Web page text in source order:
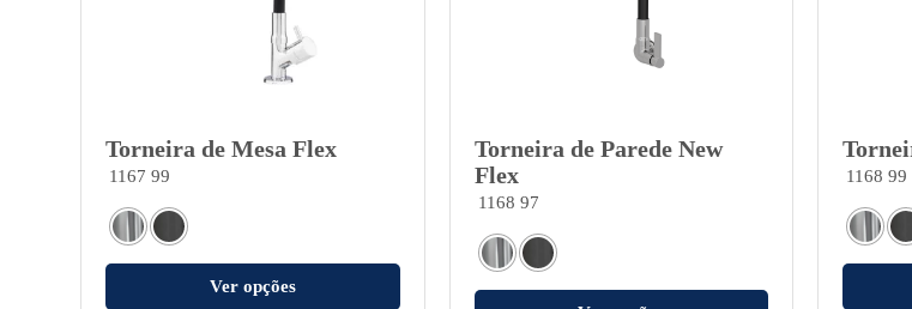
Torneira de Mesa Flex
1167 99
Ver opções
Torneira de Parede New
Flex
1168 97
1168 99